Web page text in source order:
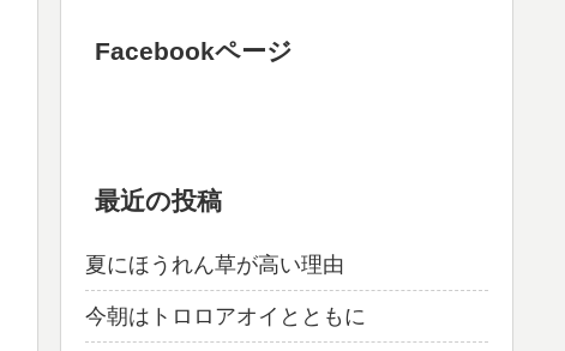
Facebookページ
最近の投稿
夏にほうれん草が高い理由
今朝はトロロアオイとともに